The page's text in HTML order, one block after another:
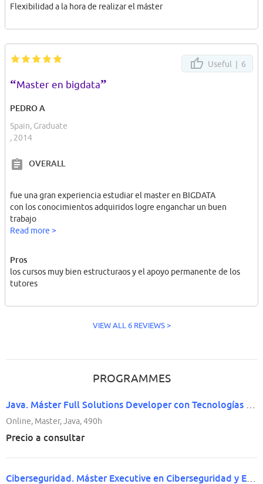
Flexibilidad a la hora de realizar el máster
Useful | 6
“Master en bigdata”
PEDRO A
Spain, Graduate
, 2014
OVERALL
fue una gran experiencia estudiar el master en BIGDATA
con los conocimientos adquiridos logre enganchar un buen
trabajo
Read more >
Pros
los cursos muy bien estructuraos y el apoyo permanente de los
tutores
VIEW ALL 6 REVIEWS >
PROGRAMMES
Online, Master, Java, 490h
Precio a consultar